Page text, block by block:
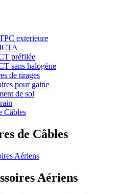
exterieure
préfilée
sans halogène
de tirages
pour gaine
de sol
Câbles
de Câbles
Aériens
Aériens